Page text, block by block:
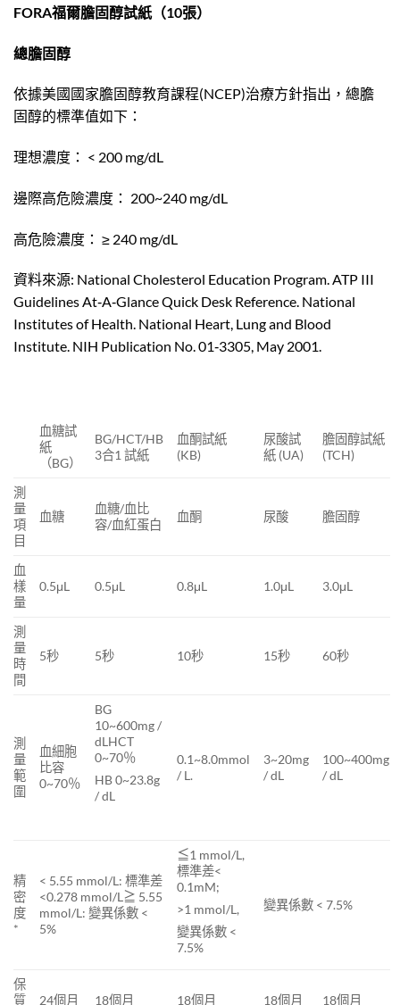
FORA福爾膽固醇試紙（10張）
總膽固醇
依據美國國家膽固醇教育課程(NCEP)治療方針指出，總膽
固醇的標準值如下：
理想濃度： < 200 mg/dL
邊際高危險濃度： 200~240 mg/dL
高危險濃度： ≥ 240 mg/dL
資料來源: National Cholesterol Education Program. ATP III
Guidelines At‐A‐Glance Quick Desk Reference. National
Institutes of Health. National Heart, Lung and Blood
Institute. NIH Publication No. 01‐3305, May 2001.
血糖試
紙
（BG）
BG/HCT/HB
3合1 試紙
血酮試紙
(KB)
尿酸試
紙 (UA)
膽固醇試紙
(TCH)
測
量
項
目
血糖
血糖/血比
容/血紅蛋白
血酮 尿酸 膽固醇
血
樣
量
0.5μL 0.5μL 0.8μL 1.0μL 3.0μL
測
量
時
間
5秒 5秒 10秒 15秒 60秒
測
量
範
圍
血細胞
比容
0~70％
BG
10~600mg /
dLHCT
0~70％
HB 0~23.8g
/ dL
0.1~8.0mmol
/ L.
3~20mg
/ dL
100~400mg
/ dL
精
密
度
*
< 5.55 mmol/L: 標準差
<0.278 mmol/L≧ 5.55
mmol/L: 變異係數 <
5%
≦1 mmol/L,
標準差<
0.1mM;
>1 mmol/L,
變異係數 <
7.5%
變異係數 < 7.5%
保
質
24個月 18個月 18個月 18個月 18個月